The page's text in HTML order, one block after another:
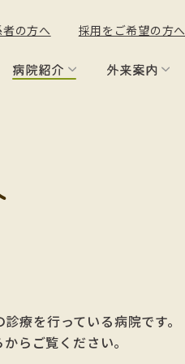
病院紹介 外来案内
の方へ 採用をご希望の方へ
療を行っている病院です。
らご覧ください。